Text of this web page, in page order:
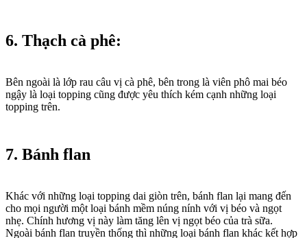
6. Thạch cà phê:
Bên ngoài là lớp rau câu vị cà phê, bên trong là viên phô mai béo
ngậy là loại topping cũng được yêu thích kém cạnh những loại
topping trên.
7. Bánh flan
Khác với những loại topping dai giòn trên, bánh flan lại mang đến
cho mọi người một loại bánh mềm núng nính với vị béo và ngọt
nhẹ. Chính hương vị này làm tăng lên vị ngọt béo của trà sữa.
Ngoài bánh flan truyền thống thì những loại bánh flan khác kết hợp